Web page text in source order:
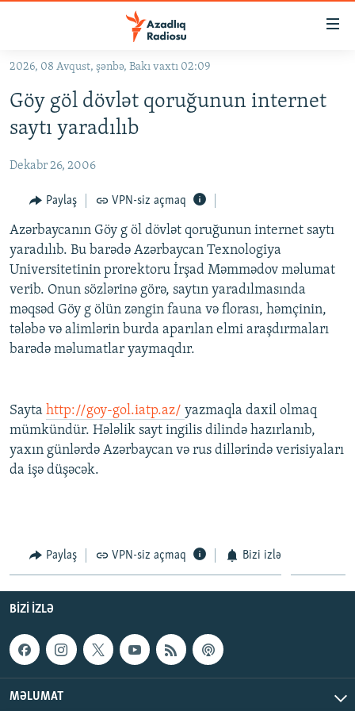
Əsas
qayıt
Əsas
naviqasiyaya
qayıt
#İZAHLA
KORRUPSIOMETR
#ƏSLINDƏ
FƏRQƏ BAX
QANUNI DOĞRU
ARAŞDIRMA
MULTIMEDIA
VIDEO
FOTOQALEREYA
RADIO ARXIV
OXU ZALI
İZ - MƏDƏNIYYƏT PROQRAMI
HAQQIMIZDA
MATERIALLARIMIZDAN ISTIFADƏ
AZADLIQRADIOSU MOBIL TELEFONUNUZDA
RFE/RL-in bütün saytları
2026, 08 Avqust, şənbə, Bakı vaxtı 02:09
Göy göl dövlət qoruğunun internet
saytı yaradılıb
Dekabr 26, 2006
Paylaş VPN-siz açmaq
Azərbaycanın Göy g öl dövlət qoruğunun internet saytı
yaradılıb. Bu barədə Azərbaycan Texnologiya
Universitetinin prorektoru İrşad Məmmədov məlumat
verib. Onun sözlərinə görə, saytın yaradılmasında
məqsəd Göy g ölün zəngin fauna və florası, həmçinin,
tələbə və alimlərin burda aparılan elmi araşdırmaları
barədə məlumatlar yaymaqdır.
Sayta http://goy-gol.iatp.az/ yazmaqla daxil olmaq
mümkündür. Hələlik sayt ingilis dilində hazırlanıb,
yaxın günlərdə Azərbaycan və rus dillərində verisiyaları
da işə düşəcək.
Paylaş VPN-siz açmaq Bizi izlə
BIZI IZLƏ
MƏLUMAT